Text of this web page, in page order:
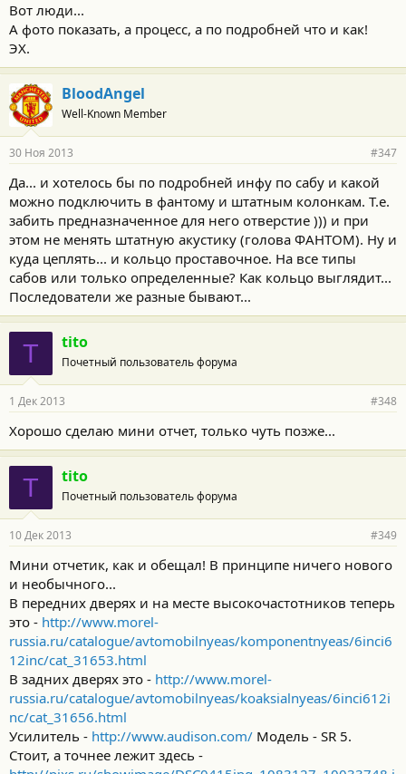
Вот люди...
А фото показать, а процесс, а по подробней что и как!
ЭХ.
BloodAngel
Well-Known Member
30 Ноя 2013 #347
Да... и хотелось бы по подробней инфу по сабу и какой
можно подключить в фантому и штатным колонкам. Т.е.
забить предназначенное для него отверстие ))) и при
этом не менять штатную акустику (голова ФАНТОМ). Ну и
куда цеплять... и кольцо проставочное. На все типы
сабов или только определенные? Как кольцо выглядит...
Последователи же разные бывают...
T tito
Почетный пользователь форума
1 Дек 2013 #348
Хорошо сделаю мини отчет, только чуть позже...
T tito
Почетный пользователь форума
10 Дек 2013 #349
Мини отчетик, как и обещал! В принципе ничего нового
и необычного...
В передних дверях и на месте высокочастотников теперь
это - http://www.morel-
russia.ru/catalogue/avtomobilnyeas/komponentnyeas/6inci6
12inc/cat_31653.html
В задних дверях это - http://www.morel-
russia.ru/catalogue/avtomobilnyeas/koaksialnyeas/6inci612i
nc/cat_31656.html
Усилитель - http://www.audison.com/ Модель - SR 5.
Стоит, а точнее лежит здесь -